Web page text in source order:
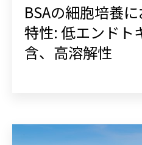
BSAの細胞培養
特性: 低エンドト
含、高溶解性